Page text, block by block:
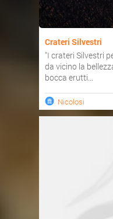
Crateri Silvestri
"I crateri Silvestri
da vicino la
bocca erutti...
Nicolosi